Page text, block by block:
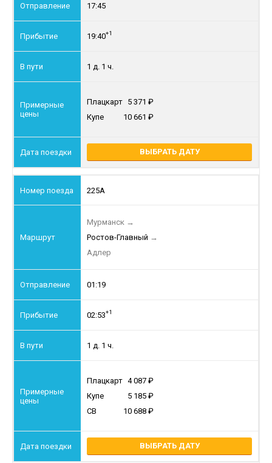
17:45
19:40+1
1 д. 1 ч.
Плацкарт 5 371
Купе
10 661
ВЫБРАТЬ ДАТУ
225А
Мурманск →
Ростов-Главный →
Адлер
01:19
02:53+1
1 д. 1 ч.
Плацкарт 4 087
Купе
5 185
СВ
10 688
ВЫБРАТЬ ДАТУ